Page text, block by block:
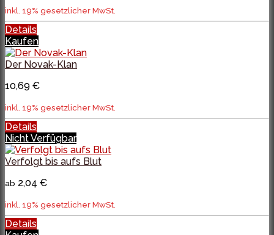
inkl. 19% gesetzlicher MwSt.
Details
Kaufen
Der Novak-Klan
10,69 €
inkl. 19% gesetzlicher MwSt.
Details
Nicht Verfügbar
Verfolgt bis aufs Blut
ab 2,04 €
inkl. 19% gesetzlicher MwSt.
Details